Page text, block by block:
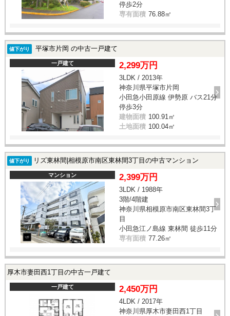
停歩2分
専有面積 76.88㎡
値下がり 平塚市片岡 の中古一戸建て
一戸建て 2,299万円
3LDK / 2013年
神奈川県平塚市片岡
小田急小田原線 伊勢原 バス21分
停歩3分
建物面積 100.91㎡
土地面積 100.04㎡
値下がり リズ東林間|相模原市南区東林間3丁目の中古マンション
マンション 2,399万円
3LDK / 1988年
3階/4階建
神奈川県相模原市南区東林間3丁
目
小田急江ノ島線 東林間 徒歩11分
専有面積 77.26㎡
厚木市妻田西1丁目の中古一戸建て
一戸建て 2,450万円
4LDK / 2017年
神奈川県厚木市妻田西1丁目